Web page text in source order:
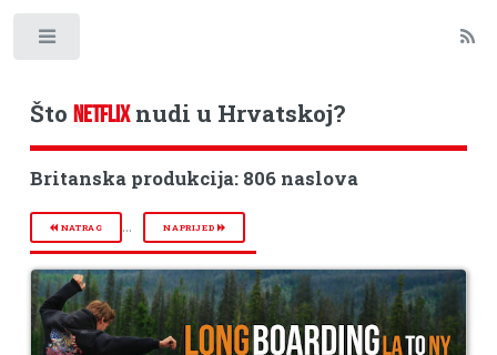
Što NETFLIXnudi u Hrvatskoj?
Britanska produkcija: 806 naslova
NATRAG ... NAPRIJED